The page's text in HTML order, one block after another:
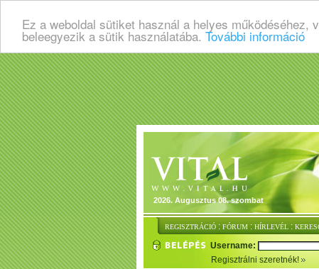
Ez a weboldal sütiket használ a helyes
beleegyezik a sütik használatába. További információ
2026. Augusztus 08. szombat
REGISZTRÁCIÓ : FÓRUM : HÍRLEVÉL :
Username:
Regisztrálni szeretnék!